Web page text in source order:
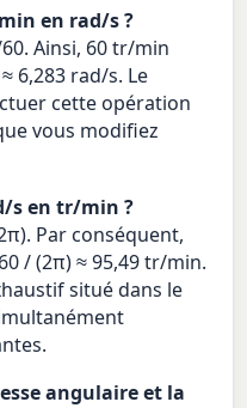
en rad/s ?
Ainsi, 60 tr/min
6,283 rad/s. Le
cette opération
vous modifiez
s en tr/min ?
Par conséquent,
/ (2π) ≈ 95,49 tr/min.
situé dans le
angulaire et la